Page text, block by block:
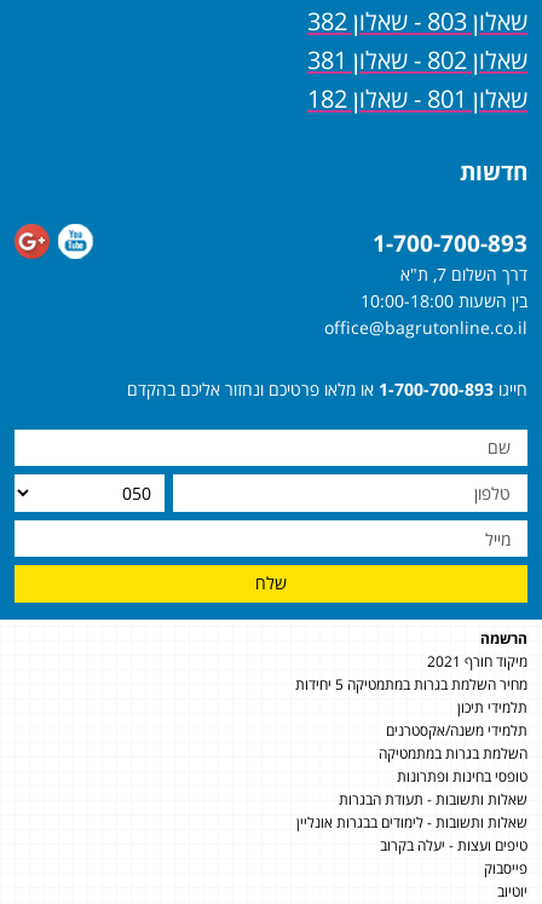
שאלון 803 - שאלון 382
שאלון 802 - שאלון 381
שאלון 801 - שאלון 182
חדשות
1-700-700-893
דרך השלום 7, ת"א
בין השעות 10:00-18:00
office@bagrutonline.co.il
חייגו 1-700-700-893 או מלאו פרטיכם ונחזור אליכם בהקדם
שלח
הרשמה
מיקוד חורף 2021
מחיר השלמת בגרות במתמטיקה 5 יחידות
תלמידי תיכון
תלמידי משנה/אקסטרנים
השלמת בגרות במתמטיקה
טופסי בחינות ופתרונות
שאלות ותשובות - תעודת הבגרות
שאלות ותשובות - לימודים בבגרות אונליין
טיפים ועצות - יעלה בקרוב
פייסבוק
יוטיוב